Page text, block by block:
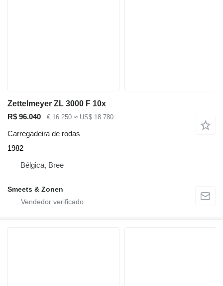
Zettelmeyer ZL 3000 F 10x
R$ 96.040
€ 16.250 ≈ US$ 18.780
Carregadeira de rodas
1982
Bélgica, Bree
Smeets & Zonen